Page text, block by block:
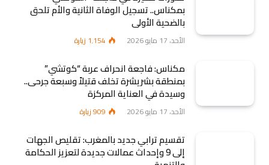
بمكناس.. تسجيل الوفاة الثانية والأم تلحق
بالضحية الأولى
الأحد، 17 مايو 2026 1٬154 زيارة
مكناس: فاجعة انحراف عربة “كوتشي”
بمنطقة بشريشرة تخلف قتيلاً وسبعة جرحى..
وسيدة في العناية المركزة
الأحد، 17 مايو 2026 909زيارة
تقسيم ترابي جديد بالمغرب: تقليص الجهات
إلى 9 وإحداث عمالات جديدة لتعزيز الحكامة